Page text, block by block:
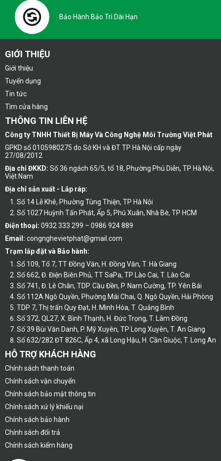
Bảo Hành Bảo Trì Dài Hạn
GIỚI THIỆU
Giới thiệu
Tuyển dụng
Tin tức
Tìm cửa hàng
THÔNG TIN LIÊN HỆ
Công ty TNHH Thiết Bị Máy Và Công Nghệ Môi Trường Việt Phát
GPKD số 0105980275 do Sở KH và ĐT TP Hà Nội cấp ngày
27/08/2012
Địa chỉ ĐKKD: Số 36 ngách 65/5, tổ 18, Phường Phú Diễn, TP Hà Nội,
Việt Nam
Địa chỉ sản xuất - Lắp ráp:
Số 14 Lễ Khê, Phường Tùng Thiện, TP Hà Nội
Số 1027 Huỳnh Tấn Phát, Ấp 5, Phú Xuân, Nhà Bè, TP HCM
Điện thoại: 0932 333 299 – 0986 924 889
Email: congnghevietphat@gmail.com
Trạm lắp đặt và Bảo hành:
Số 109, Tổ 7, TT Đồng Văn, H. Đồng Văn, T. Hà Giang
Số 662, Đ. Điện Biên Phủ, TT SaPa, TP Lào Cai, T. Lào Cai
Số 741, Đ. Lê Chân, TDP. Cầu Đền, P. Nam Cường, TP. Yên Bái
Số 112A Ngô Quyền, Phường Mái Chai, Q. Ngô Quyền, Hải Phòng
TDP 7, Thị trấn Quy Đạt, H. Minh Hóa, T. Quảng Bình
Số 372, QL27, X. Bình Thạnh, H. Đức Trọng, T. Lâm Đồng
Số 39 Bùi Văn Danh, P. Mỹ Xuyên, TP Long Xuyên, T. An Giang
Số 632/282 ĐT 826C, Ấp 4, xã Long Hậu, H. Cần Giuộc, T. Long An
HỖ TRỢ KHÁCH HÀNG
Chính sách thanh toán
Chính sách vận chuyển
Chính sách bảo mật thông tin
Chính sách xử lý khiếu nại
Chính sách bảo hành
Chính sách đổi trả
Chính sách kiểm hàng